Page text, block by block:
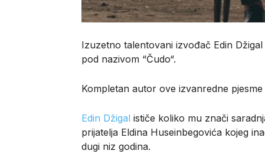
Izuzetno talentovani izvođač Edin
pod nazivom “Čudo“.
Kompletan autor ove izvanredne
Edin Džigal ističe koliko mu znači
prijatelja Eldina Huseinbegovića kojeg
dugi niz godina.